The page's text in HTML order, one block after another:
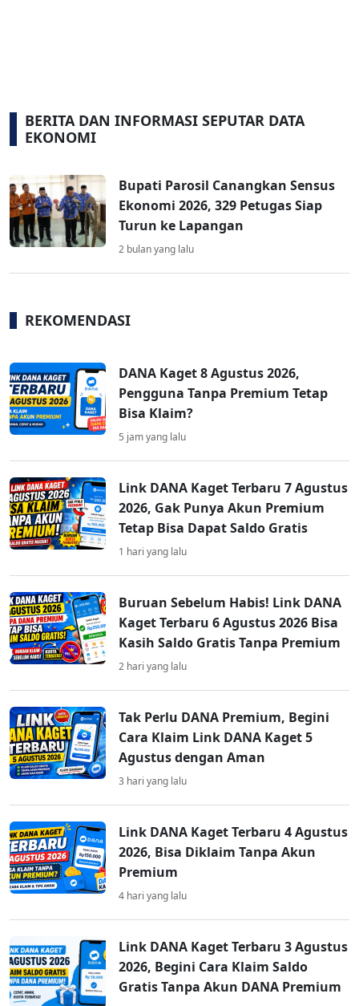
BERITA DAN INFORMASI SEPUTAR DATA
EKONOMI
Bupati Parosil Canangkan Sensus
Ekonomi 2026, 329 Petugas Siap
Turun ke Lapangan
2 bulan yang lalu
REKOMENDASI
DANA Kaget 8 Agustus 2026,
Pengguna Tanpa Premium Tetap
Bisa Klaim?
5 jam yang lalu
Link DANA Kaget Terbaru 7 Agustus
2026, Gak Punya Akun Premium
Tetap Bisa Dapat Saldo Gratis
1 hari yang lalu
Buruan Sebelum Habis! Link DANA
Kaget Terbaru 6 Agustus 2026 Bisa
Kasih Saldo Gratis Tanpa Premium
2 hari yang lalu
Tak Perlu DANA Premium, Begini
Cara Klaim Link DANA Kaget 5
Agustus dengan Aman
3 hari yang lalu
Link DANA Kaget Terbaru 4 Agustus
2026, Bisa Diklaim Tanpa Akun
Premium
4 hari yang lalu
Link DANA Kaget Terbaru 3 Agustus
2026, Begini Cara Klaim Saldo
Gratis Tanpa Akun DANA Premium